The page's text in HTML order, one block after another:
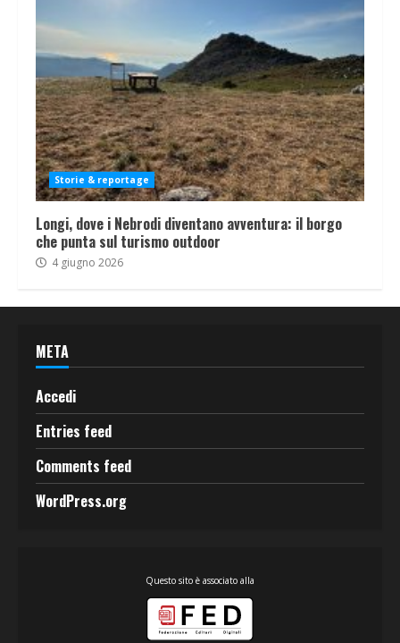
Storie & reportage
Longi, dove i Nebrodi diventano avventura: il borgo
che punta sul turismo outdoor
4 giugno 2026
META
Accedi
Entries feed
Comments feed
WordPress.org
Questo sito è associato alla